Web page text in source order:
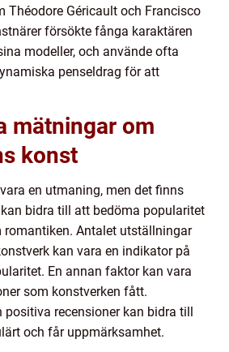
Théodore Géricault och Francisco
försökte fånga karaktären
modeller, och använde ofta
penseldrag för att
mätningar om
konst
en utmaning, men det finns
bidra till att bedöma popularitet
Antalet utställningar
kan vara en indikator på
En annan faktor kan vara
som konstverken fått.
recensioner kan bidra till
och får uppmärksamhet.